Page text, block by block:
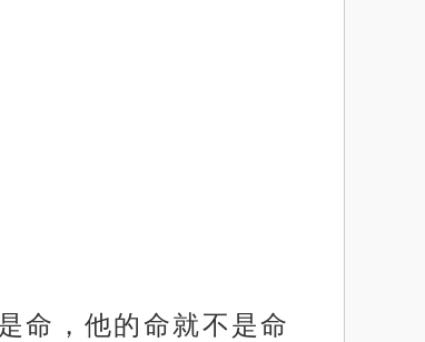
命，他的命就不是命